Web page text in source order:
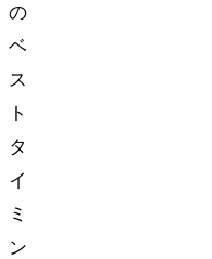
の
ベ
ス
ト
タ
イ
ミ
ン